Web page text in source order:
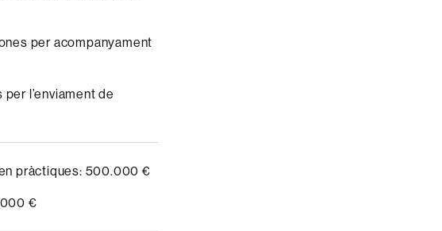
per acompanyament
l’enviament de
pràctiques: 500.000 €
€